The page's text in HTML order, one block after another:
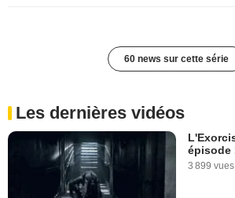
60 news sur cette série
Les dernières vidéos
épisode
3 899 vues